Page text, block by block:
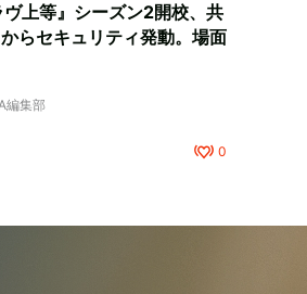
上等』シーズン2開校、共
らセキュリティ発動。場面
編集部
0